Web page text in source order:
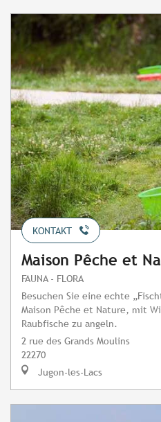
KONTAKT
Maison Pêche et
FAUNA - FLORA
Besuchen Sie eine echte
Maison Pêche et Nature, mit
Raubfische zu angeln.
2 rue des Grands Moulins
22270
Jugon-les-Lacs